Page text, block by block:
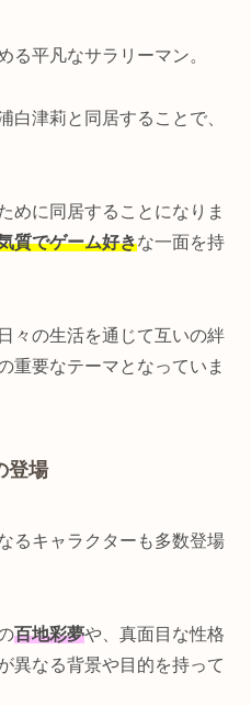
る平凡なサラリーマン。
白津莉と同居することで、
めに同居することになりま
質でゲーム好きな一面を持
々の生活を通じて互いの絆
重要なテーマとなっていま
登場
るキャラクターも多数登場
百地彩夢や、真面目な性格
異なる背景や目的を持って